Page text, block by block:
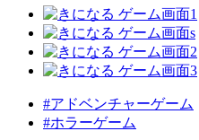
#アドベンチャーゲーム
#ホラーゲーム